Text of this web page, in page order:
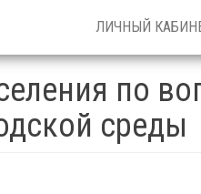
ЛИЧНЫЙ
по
среды